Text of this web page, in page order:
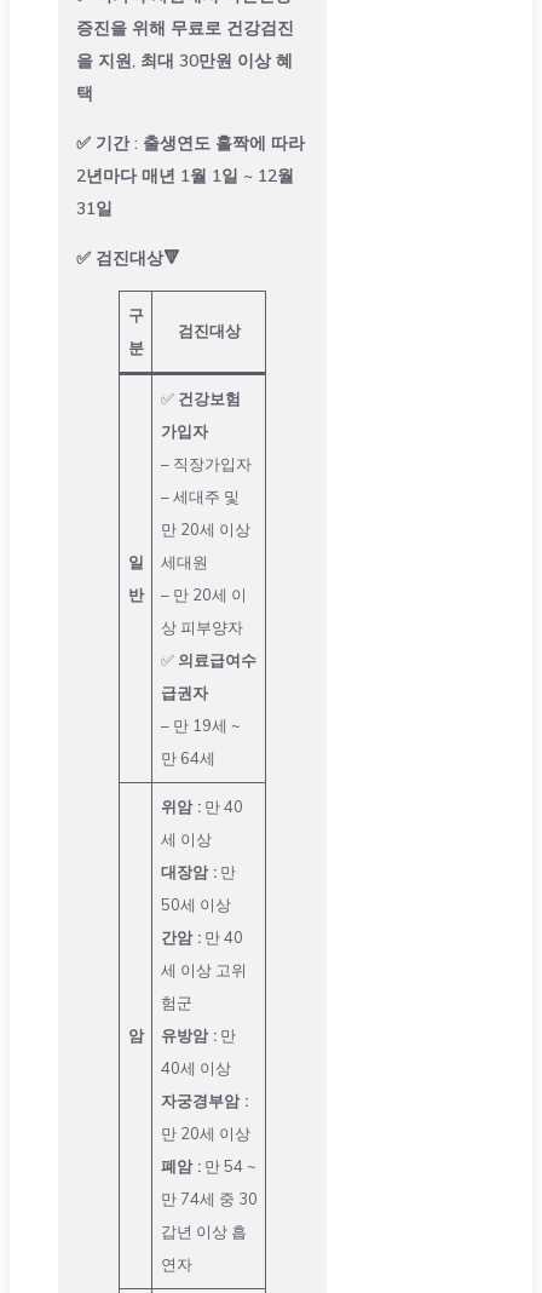
증진을 위해 무료로 건강검진
을 지원, 최대 30만원 이상 혜
택
✅ 기간 : 출생연도 홀짝에 따라
2년마다 매년 1월 1일 ~ 12월
31일
✅ 검진대상🔻
구
분
검진대상
일
반
✅ 건강보험
가입자
– 직장가입자
– 세대주 및
만 20세 이상
세대원
– 만 20세 이
상 피부양자
✅ 의료급여수
급권자
– 만 19세 ~
만 64세
암
위암 :만 40
세 이상
대장암 :만
50세 이상
간암 :만 40
세 이상 고위
험군
유방암 :만
40세 이상
자궁경부암 :
만 20세 이상
폐암 :만 54 ~
만 74세 중 30
갑년 이상 흡
연자